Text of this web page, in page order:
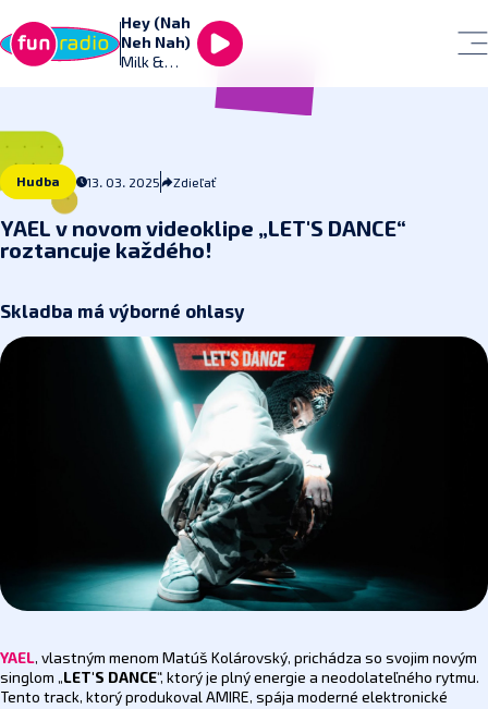
Hey (Nah
Neh Nah)
Milk &
Hudba 13. 03. 2025 Zdieľať
YAEL v novom videoklipe „LET'S DANCE“
roztancuje každého!
Skladba má výborné ohlasy
YAEL, vlastným menom Matúš Kolárovský, prichádza so svojim novým
singlom „LET'S DANCE“, ktorý je plný energie a neodolateľného rytmu.
Tento track, ktorý produkoval AMIRE, spája moderné elektronické